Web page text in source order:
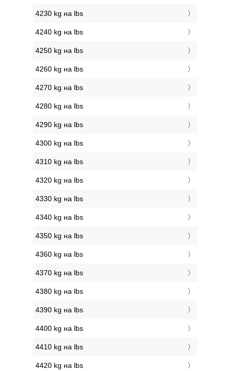
4230 kg на lbs
4240 kg на lbs
4250 kg на lbs
4260 kg на lbs
4270 kg на lbs
4280 kg на lbs
4290 kg на lbs
4300 kg на lbs
4310 kg на lbs
4320 kg на lbs
4330 kg на lbs
4340 kg на lbs
4350 kg на lbs
4360 kg на lbs
4370 kg на lbs
4380 kg на lbs
4390 kg на lbs
4400 kg на lbs
4410 kg на lbs
4420 kg на lbs